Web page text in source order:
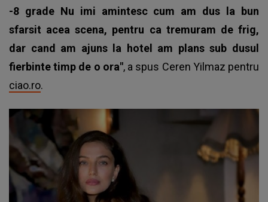
-8 grade Nu imi amintesc cum am dus la bun
sfarsit acea scena, pentru ca tremuram de frig,
dar cand am ajuns la hotel am plans sub dusul
fierbinte timp de o ora", a spus Ceren Yilmaz pentru
ciao.ro.